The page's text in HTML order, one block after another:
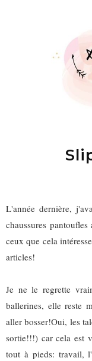
L'année dernière,
chaussures
ceux que cela
articles!
Je ne le regrette
ballerines, elle reste
aller bosser!Oui, les
sortie!!!) car cela est
tout à pieds: travail,